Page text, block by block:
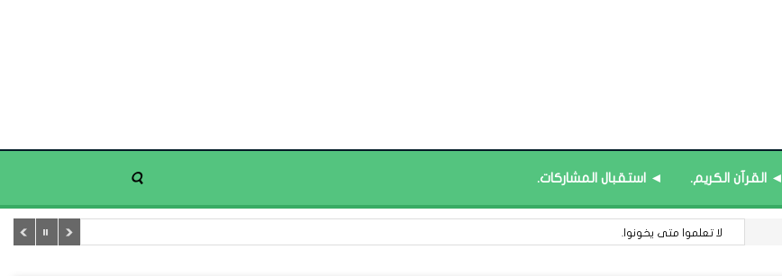
◄ القرآن الكريم. ◄ استقبال المشاركات.
لا تعلموا متى يخونوا.